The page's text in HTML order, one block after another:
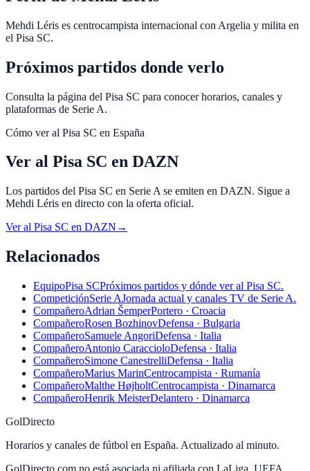
Mehdi Léris es centrocampista internacional con Argelia y milita en
el Pisa SC.
Próximos partidos donde verlo
Consulta la página del Pisa SC para conocer horarios, canales y
plataformas de Serie A.
Cómo ver al Pisa SC en España
Ver al Pisa SC en DAZN
Los partidos del Pisa SC en Serie A se emiten en DAZN. Sigue a
Mehdi Léris en directo con la oferta oficial.
Ver al Pisa SC en DAZN →
Relacionados
EquipoPisa SCPróximos partidos y dónde ver al Pisa SC.
CompeticiónSerie AJornada actual y canales TV de Serie A.
CompañeroAdrian ŠemperPortero · Croacia
CompañeroRosen BozhinovDefensa · Bulgaria
CompañeroSamuele AngoriDefensa · Italia
CompañeroAntonio CaraccioloDefensa · Italia
CompañeroSimone CanestrelliDefensa · Italia
CompañeroMarius MarinCentrocampista · Rumanía
CompañeroMalthe HøjholtCentrocampista · Dinamarca
CompañeroHenrik MeisterDelantero · Dinamarca
GolDirecto
Horarios y canales de fútbol en España. Actualizado al minuto.